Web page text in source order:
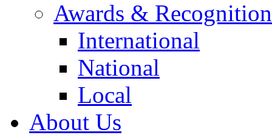
Awards &
International
National
Local
About Us